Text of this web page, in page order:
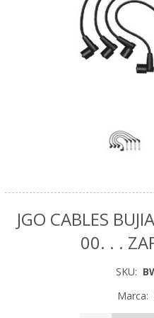
JGO CABLES
00. . .
SKU:
Marca: